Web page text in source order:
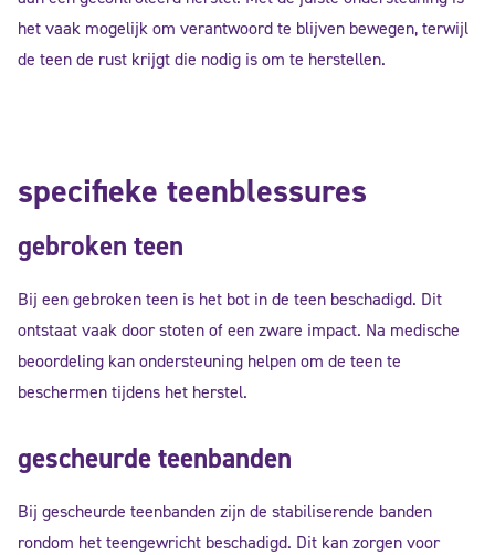
het vaak mogelijk om verantwoord te blijven bewegen, terwijl
de teen de rust krijgt die nodig is om te herstellen.
specifieke teenblessures
gebroken teen
Bij een gebroken teen is het bot in de teen beschadigd. Dit
ontstaat vaak door stoten of een zware impact. Na medische
beoordeling kan ondersteuning helpen om de teen te
beschermen tijdens het herstel.
gescheurde teenbanden
Bij gescheurde teenbanden zijn de stabiliserende banden
rondom het teengewricht beschadigd. Dit kan zorgen voor